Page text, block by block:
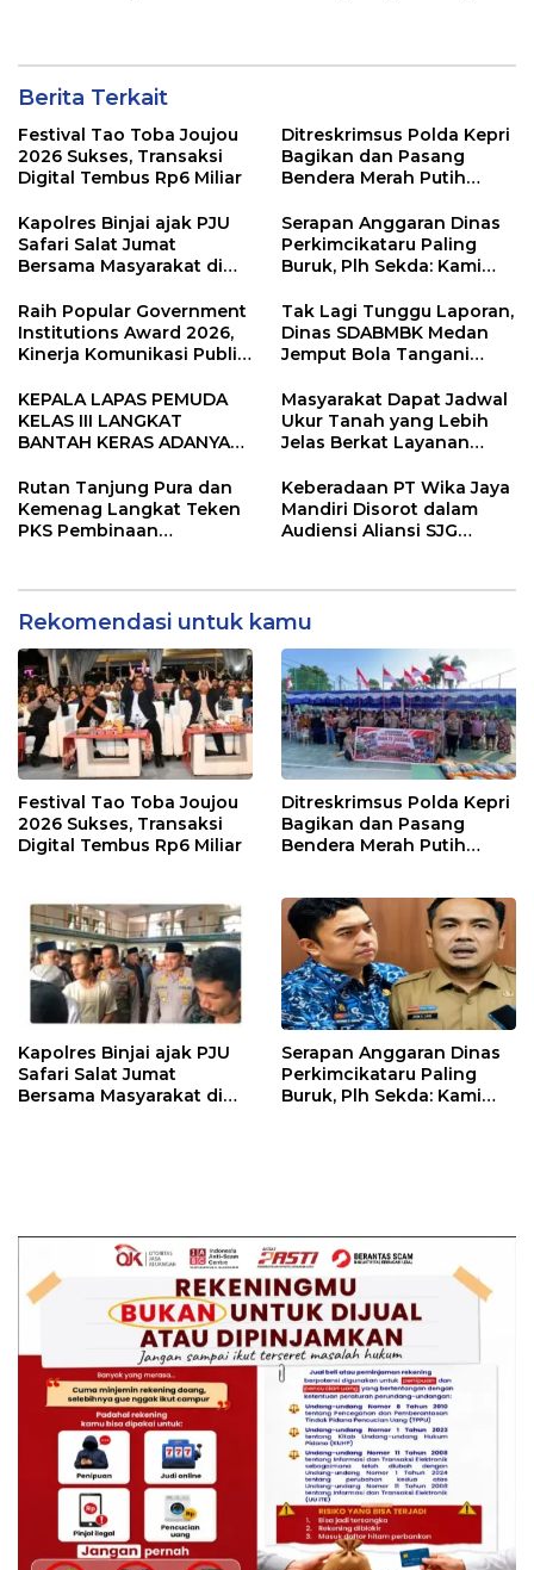
Berita Terkait
Festival Tao Toba Joujou
2026 Sukses, Transaksi
Digital Tembus Rp6 Miliar
Ditreskrimsus Polda Kepri
Bagikan dan Pasang
Bendera Merah Putih
Perkuat Semangat
Kebangsaan.
Kapolres Binjai ajak PJU
Safari Salat Jumat
Bersama Masyarakat di
Serapan Anggaran Dinas
Perkimcikataru Paling
Buruk, Plh Sekda: Kami
Raih Popular Government
Institutions Award 2026,
Kinerja Komunikasi Publik
Kembali Diakui
Tak Lagi Tunggu Laporan,
Dinas SDABMBK Medan
Jemput Bola Tangani
KEPALA LAPAS PEMUDA
KELAS III LANGKAT
BANTAH KERAS ADANYA
SELALU DITUTUPI
TENTANG SINDIKAT
PENIPU PENJUALAN EMAS
Masyarakat Dapat Jadwal
Ukur Tanah yang Lebih
Jelas Berkat Layanan
Rutan Tanjung Pura dan
Kemenag Langkat Teken
PKS Pembinaan
Keberadaan PT Wika Jaya
Mandiri Disorot dalam
Audiensi Aliansi SJG
Rekomendasi untuk kamu
Festival Tao Toba Joujou
2026 Sukses, Transaksi
Digital Tembus Rp6 Miliar
Ditreskrimsus Polda Kepri
Bagikan dan Pasang
Bendera Merah Putih
Kebangsaan.
Kapolres Binjai ajak PJU
Safari Salat Jumat
Bersama Masyarakat di
Serapan Anggaran Dinas
Perkimcikataru Paling
Buruk, Plh Sekda: Kami